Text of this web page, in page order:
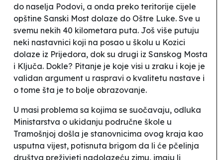
do naselja Podovi, a onda preko teritorije cijele
opštine Sanski Most dolaze do Oštre Luke. Sve u
svemu nekih 40 kilometara puta. Još više putuju
neki nastavnici koji na posao u školu u Kozici
dolaze iz Prijedora, dok su drugi iz Sanskog Mosta
i Ključa. Dokle? Pitanje je koje visi u zraku i koje je
validan argument u raspravi o kvalitetu nastave i
o tome šta je to bolje obrazovanje.
U masi problema sa kojima se suočavaju, odluka
Ministarstva o ukidanju područne škole u
Tramošnjoj došla je stanovnicima ovog kraja kao
usputna vijest, potisnuta brigom da li će pčelinja
društva preživjeti nadolazeću zimu, imaju li